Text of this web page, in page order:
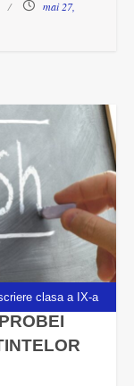
mai 27,
clasa a IX-a